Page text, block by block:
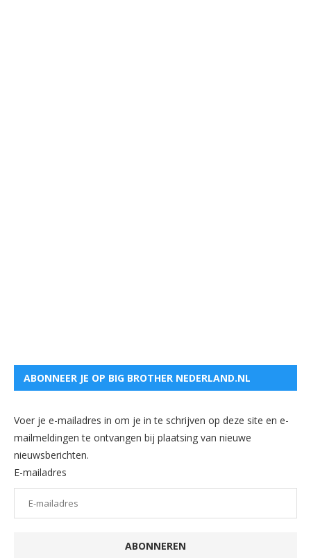
ABONNEER JE OP BIG BROTHER NEDERLAND.NL
Voer je e-mailadres in om je in te schrijven op deze site en e-
mailmeldingen te ontvangen bij plaatsing van nieuwe
nieuwsberichten.
E-mailadres
ABONNEREN